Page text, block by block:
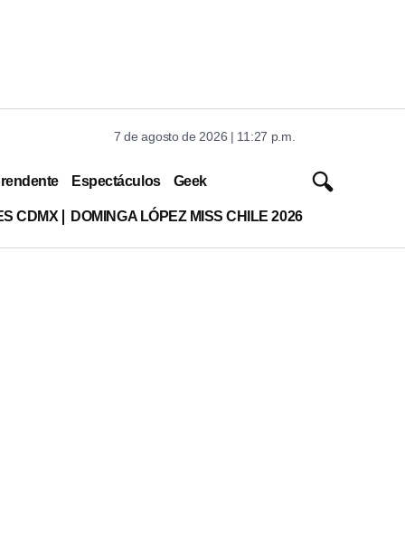
7 de agosto de 2026 | 11:27 p.m.
Espectáculos Geek
CDMX DOMINGA LÓPEZ MISS CHILE 2026